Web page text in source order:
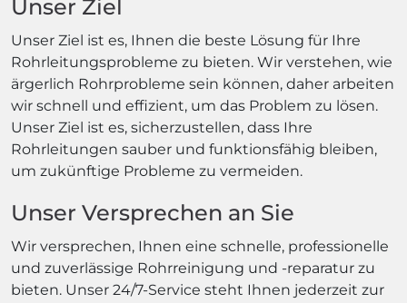
Unser Ziel
Unser Ziel ist es, Ihnen die beste Lösung für Ihre
Rohrleitungsprobleme zu bieten. Wir verstehen, wie
ärgerlich Rohrprobleme sein können, daher arbeiten
wir schnell und effizient, um das Problem zu lösen.
Unser Ziel ist es, sicherzustellen, dass Ihre
Rohrleitungen sauber und funktionsfähig bleiben,
um zukünftige Probleme zu vermeiden.
Unser Versprechen an Sie
Wir versprechen, Ihnen eine schnelle, professionelle
und zuverlässige Rohrreinigung und -reparatur zu
bieten. Unser 24/7-Service steht Ihnen jederzeit zur